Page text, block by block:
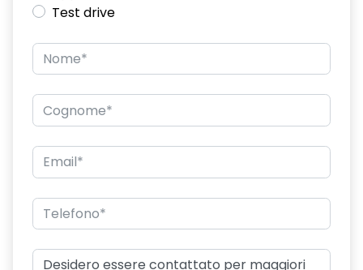
Gestione intelligente dei consumi
HARM08
Keyless entry
Kit gonfiaggio pneumatici
tempo reale + 3D Arkamys®
Panchetta ribaltabile 40/20/40 con funzione Easy Fold
60/40
Pneumatici estivi
Portellone posteriore elettrico
Test drive